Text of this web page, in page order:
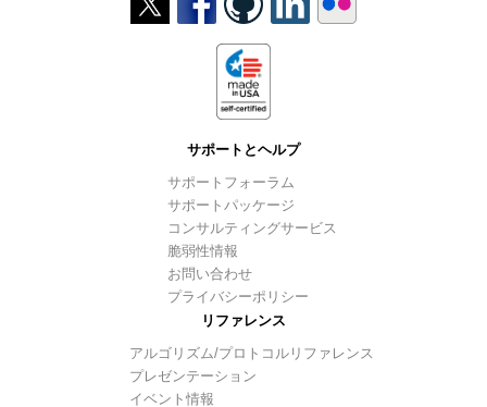
サポートとヘルプ
サポートフォーラム
サポートパッケージ
コンサルティングサービス
脆弱性情報
お問い合わせ
プライバシーポリシー
リファレンス
アルゴリズム/プロトコルリファレンス
プレゼンテーション
イベント情報